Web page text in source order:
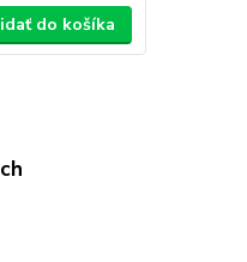
do košíka